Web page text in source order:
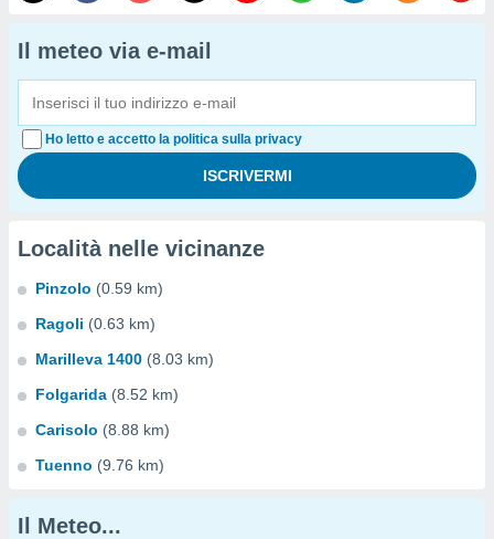
Il meteo via e-mail
Ho letto e accetto la politica sulla privacy
Località nelle vicinanze
Pinzolo (0.59 km)
Ragoli (0.63 km)
Marilleva 1400 (8.03 km)
Folgarida (8.52 km)
Carisolo (8.88 km)
Tuenno (9.76 km)
Il Meteo...